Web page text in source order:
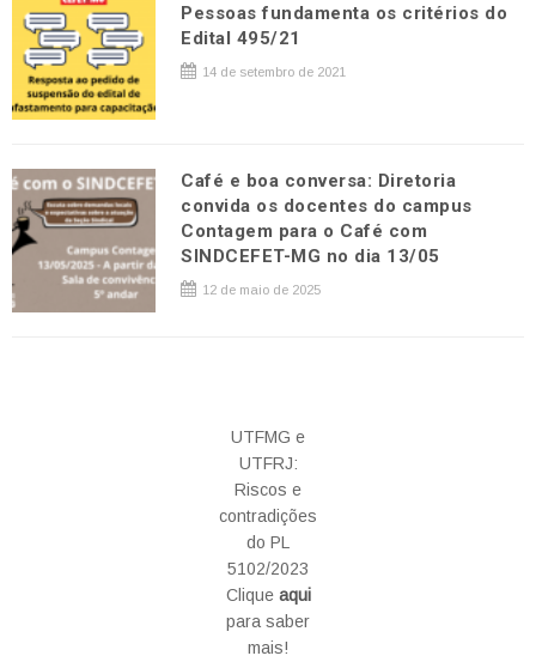
Pessoas fundamenta os critérios do
Edital 495/21
14 de setembro de 2021
Café e boa conversa: Diretoria
convida os docentes do campus
Contagem para o Café com
SINDCEFET-MG no dia 13/05
12 de maio de 2025
UTFMG e
UTFRJ:
Riscos e
contradições
do PL
5102/2023
Clique aqui
para saber
mais!